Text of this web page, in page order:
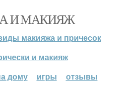
И МАКИЯЖ
макияжа и причесок
и макияж
дому
игры отзывы